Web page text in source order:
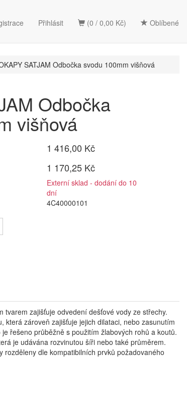
(0 / 0,00 Kč) Oblíbené
Přihlásit
SATJAM Odbočka svodu 100mm višňová
Odbočka
višňová
1 416,00 Kč
1 170,25 Kč
Externí sklad - dodání do 10
dní
4C40000101
zajišťuje odvedení dešťové vody ze střechy.
která zároveň zajišťuje jejich dilataci, nebo zasunutím
řešeno průběžně s použitím žlabových rohů a koutů.
je udávána rozvinutou šíři nebo také průměrem.
dle kompatibilních prvků požadovaného